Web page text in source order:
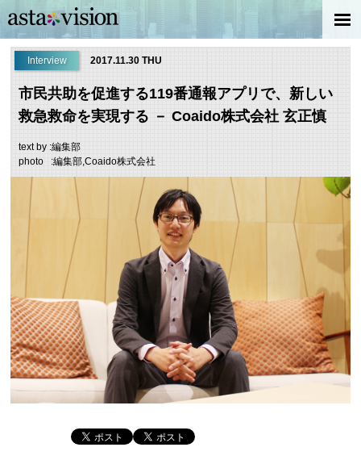
Interview 2017.11.30 THU
市民共助を促進する119番通報アプリで、新しい
救急救命を実現する － Coaido株式会社 玄正慎
text by :編集部
photo :編集部,Coaido株式会社